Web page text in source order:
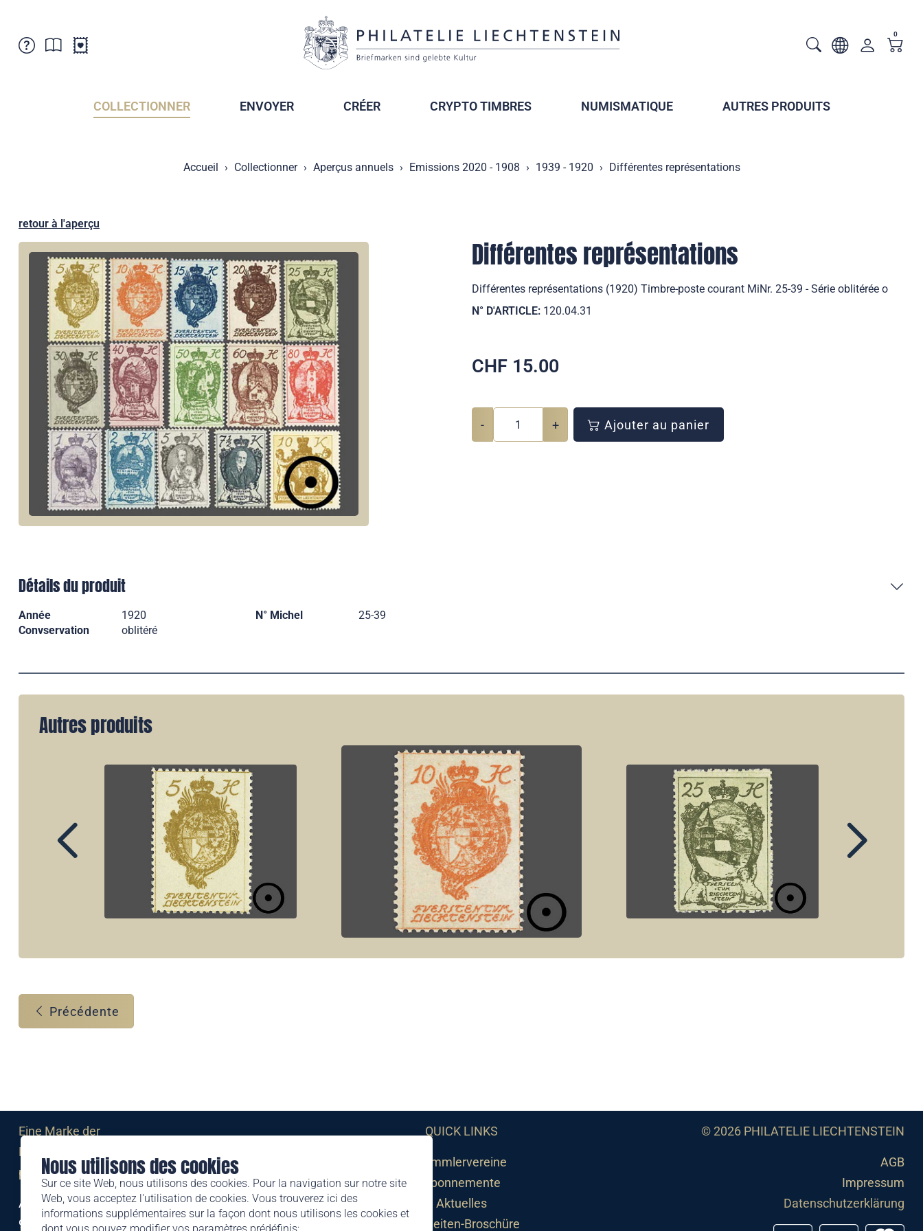
Nous utilisons des cookies
Sur ce site Web, nous utilisons des cookies. Pour la navigation sur notre site
Web, vous acceptez l'utilisation de cookies. Vous trouverez ici des
informations supplémentaires sur la façon dont nous utilisons les cookies et
Points de vente
Abonnement
0
COLLECTIONNER ENVOYER CRÉER CRYPTO TIMBRES NUMISMATIQUE AUTRES PRODUITS
Accueil Collectionner Aperçus annuels Emissions 2020 - 1908 1939 - 1920 Différentes représentations
retour à l'aperçu
Différentes représentations
Différentes représentations (1920) Timbre-poste courant MiNr. 25-39 - Série oblitérée o
N° D'ARTICLE: 120.04.31
CHF 15.00
- + Ajouter au panier
Détails du produit
Année 1920 N° Michel
25-39
Convservation
oblitéré
Autres produits
Précédente
Eine Marke der
Liechtensteinischen Post AG
post.li
Alte Zollstrasse 11
9494 Schaan
QUICK LINKS
Sammlervereine
Abonnemente
Aktuelles
Neuheiten-Broschüre
© 2026 PHILATELIE LIECHTENSTEIN
AGB
Impressum
Datenschutzerklärung